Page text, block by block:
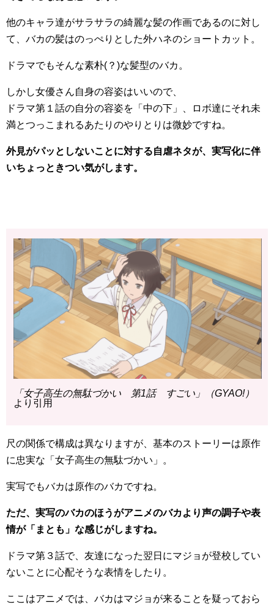
他のキャラ達がサラサラの綺麗な髪の作画であるのに対し
て、バカの髪はのっぺりとした外ハネのショートカット。
ドラマでもそんな素朴(？)な髪型のバカ。
しかし女優さん自身の容姿はいいので、
ドラマ第１話の自分の容姿を「中の下」、ロボ達にそれ未
満とつっこまれるあたりのやりとりは微妙ですね。
外見がパッとしないことに対する自虐ネタが、実写化に伴
いちょっときつい気がします。
「女子高生の無駄づかい 第1話 すごい」（GYAO!）
より引用
尺の関係で構成は異なりますが、基本のストーリーは原作
に忠実な「女子高生の無駄づかい」。
実写でもバカは原作のバカですね。
ただ、実写のバカのほうがアニメのバカより声の調子や表
情が「まとも」な感じがしますね。
ドラマ第３話で、友達になった翌日にマジョが登校してい
ないことに心配そうな表情をしたり。
ここはアニメでは、バカはマジョが来ることを疑っておら